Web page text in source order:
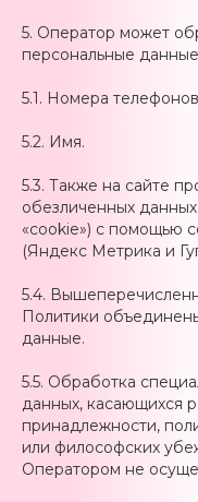
5. Оператор может
персональные
5.1. Номера
5.2. Имя.
5.3. Также на сайте
обезличенных
«cookie») с помощью
(Яндекс Метрика и
5.4.
Политики
данные.
5.5. Обработка
данных, касающихся
принадлежности,
или философских
Оператором не